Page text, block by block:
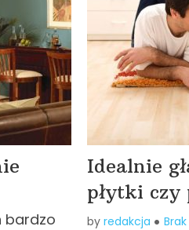
bardzo
Idealnie
płytki czy
by redakcja